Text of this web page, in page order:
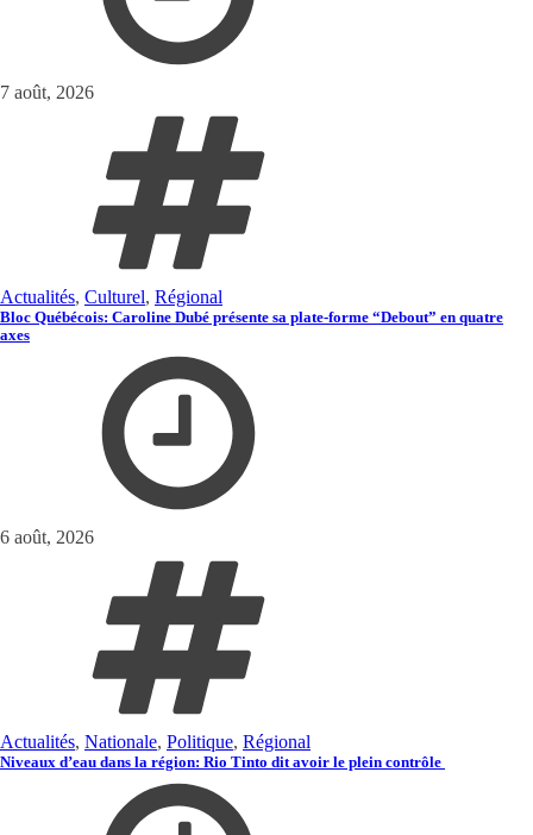
7 août, 2026
Actualités, Culturel, Régional
Bloc Québécois: Caroline Dubé présente sa plate-forme “Debout” en quatre
axes
6 août, 2026
Actualités, Nationale, Politique, Régional
Niveaux d’eau dans la région: Rio Tinto dit avoir le plein contrôle